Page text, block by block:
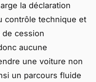
la déclaration
contrôle technique et
cession
aucune
une voiture non
un parcours fluide